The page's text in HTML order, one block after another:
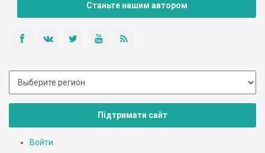
Станьте нашим автором
Підтримати сайт
Войти